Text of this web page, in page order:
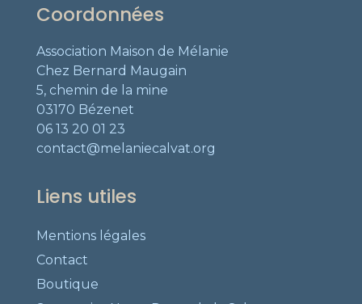
Coordonnées
Association Maison de Mélanie
Chez Bernard Maugain
5, chemin de la mine
03170 Bézenet
06 13 20 01 23
contact@melaniecalvat.org
Liens utiles
Mentions légales
Contact
Boutique